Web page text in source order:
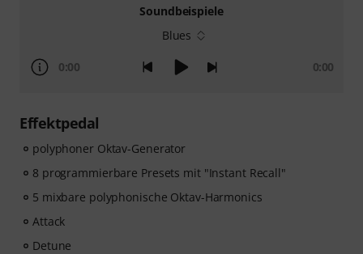
Soundbeispiele
Blues
0:00 0:00
Effektpedal
polyphoner Oktav-Generator
8 programmierbare Presets mit "Instant Recall"
5 mixbare polyphonische Oktav-Harmonics
Attack
Detune